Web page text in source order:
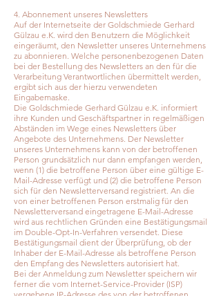
4. Abonnement unseres Newsletters
Auf der Internetseite der Goldschmiede Gerhard
Gülzau e.K. wird den Benutzern die Möglichkeit
eingeräumt, den Newsletter unseres Unternehmens
zu abonnieren. Welche personenbezogenen Daten
bei der Bestellung des Newsletters an den für die
Verarbeitung Verantwortlichen übermittelt werden,
ergibt sich aus der hierzu verwendeten
Eingabemaske.
Die Goldschmiede Gerhard Gülzau e.K. informiert
ihre Kunden und Geschäftspartner in regelmäßigen
Abständen im Wege eines Newsletters über
Angebote des Unternehmens. Der Newsletter
unseres Unternehmens kann von der betroffenen
Person grundsätzlich nur dann empfangen werden,
wenn (1) die betroffene Person über eine gültige E-
Mail-Adresse verfügt und (2) die betroffene Person
sich für den Newsletterversand registriert. An die
von einer betroffenen Person erstmalig für den
Newsletterversand eingetragene E-Mail-Adresse
wird aus rechtlichen Gründen eine Bestätigungsmail
im Double-Opt-In-Verfahren versendet. Diese
Bestätigungsmail dient der Überprüfung, ob der
Inhaber der E-Mail-Adresse als betroffene Person
den Empfang des Newsletters autorisiert hat.
Bei der Anmeldung zum Newsletter speichern wir
ferner die vom Internet-Service-Provider (ISP)